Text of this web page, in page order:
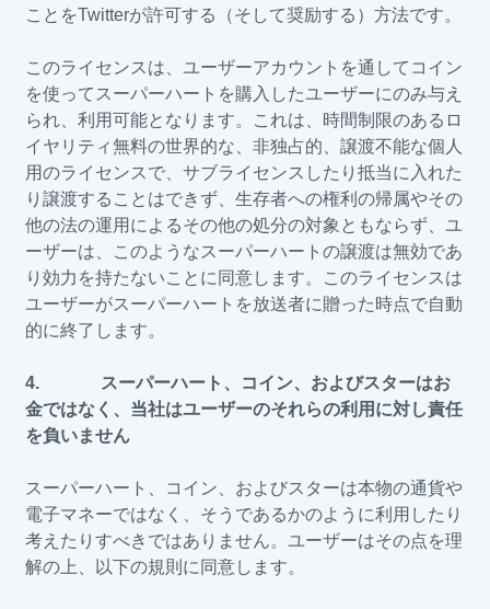
ことをTwitterが許可する（そして奨励する）方法です。
このライセンスは、ユーザーアカウントを通してコイン
を使ってスーパーハートを購入したユーザーにのみ与え
られ、利用可能となります。これは、時間制限のあるロ
イヤリティ無料の世界的な、非独占的、譲渡不能な個人
用のライセンスで、サブライセンスしたり抵当に入れた
り譲渡することはできず、生存者への権利の帰属やその
他の法の運用によるその他の処分の対象ともならず、ユ
ーザーは、このようなスーパーハートの譲渡は無効であ
り効力を持たないことに同意します。このライセンスは
ユーザーがスーパーハートを放送者に贈った時点で自動
的に終了します。
4. スーパーハート、コイン、およびスターはお
金ではなく、当社はユーザーのそれらの利用に対し責任
を負いません
スーパーハート、コイン、およびスターは本物の通貨や
電子マネーではなく、そうであるかのように利用したり
考えたりすべきではありません。ユーザーはその点を理
解の上、以下の規則に同意します。